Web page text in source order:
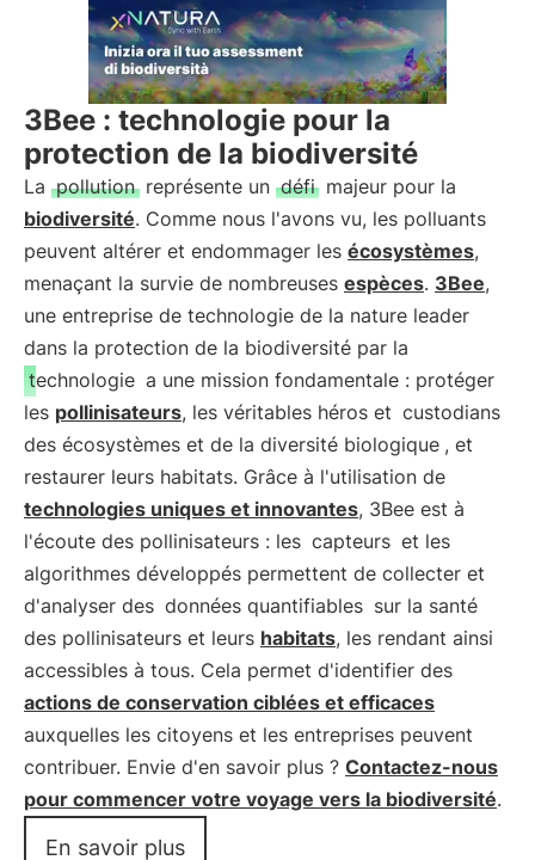
3Bee : technologie pour la
protection de la biodiversité
La pollution représente un défi majeur pour la
biodiversité. Comme nous l'avons vu, les polluants
peuvent altérer et endommager les écosystèmes,
menaçant la survie de nombreuses espèces. 3Bee,
une entreprise de technologie de la nature leader
dans la protection de la biodiversité par la
technologie a une mission fondamentale : protéger
les pollinisateurs, les véritables héros et custodians
des écosystèmes et de la diversité biologique , et
restaurer leurs habitats. Grâce à l'utilisation de
technologies uniques et innovantes, 3Bee est à
l'écoute des pollinisateurs : les capteurs et les
algorithmes développés permettent de collecter et
d'analyser des données quantifiables sur la santé
des pollinisateurs et leurs habitats, les rendant ainsi
accessibles à tous. Cela permet d'identifier des
actions de conservation ciblées et efficaces
auxquelles les citoyens et les entreprises peuvent
contribuer. Envie d'en savoir plus ? Contactez-nous
pour commencer votre voyage vers la biodiversité.
En savoir plus